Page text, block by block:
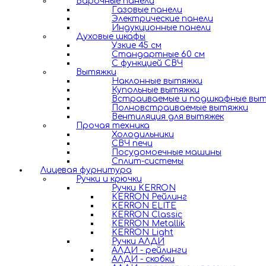
Газовые панели
Электрические панели
Индукционные панели
Духовые шкафы
Узкие 45 см
Стандартные 60 см
С функцией СВЧ
Вытяжки
Наклонные вытяжки
Купольные вытяжки
Встраиваемые и подшкафные
Полновстраиваемые вытяжки
Вентиляция для вытяжек
Прочая техника
Холодильники
СВЧ печи
Посудомоечные машины
Сплит-системы
Лицевая фурнитура
Ручки и крючки
Ручки KERRON
KERRON Рейлинг
KERRON ELITE
KERRON Classic
KERRON Metallik
KERRON Light
Ручки АЛДИ
АЛДИ - рейлинги
АЛДИ - скобки